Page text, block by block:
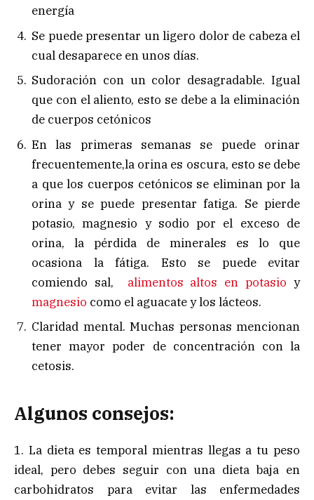
energía
Se puede presentar un ligero dolor de cabeza el
cual desaparece en unos días.
Sudoración con un color desagradable. Igual
que con el aliento, esto se debe a la eliminación
de cuerpos cetónicos
En las primeras semanas se puede orinar
frecuentemente,la orina es oscura, esto se debe
a que los cuerpos cetónicos se eliminan por la
orina y se puede presentar fatiga. Se pierde
potasio, magnesio y sodio por el exceso de
orina, la pérdida de minerales es lo que
ocasiona la fátiga. Esto se puede evitar
comiendo sal, alimentos altos en potasio y
magnesio como el aguacate y los lácteos.
Claridad mental. Muchas personas mencionan
tener mayor poder de concentración con la
cetosis.
Algunos consejos:
1. La dieta es temporal mientras llegas a tu peso
ideal, pero debes seguir con una dieta baja en
carbohidratos para evitar las enfermedades